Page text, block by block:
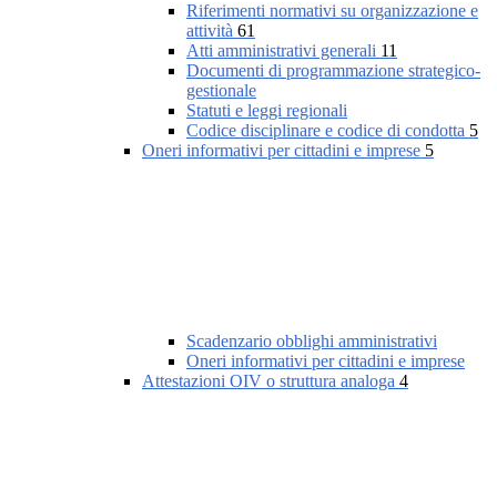
Riferimenti normativi su organizzazione e
attività 61
Atti amministrativi generali 11
Documenti di programmazione strategico-
gestionale
Statuti e leggi regionali
Codice disciplinare e codice di condotta 5
Oneri informativi per cittadini e imprese 5
Scadenzario obblighi amministrativi
Oneri informativi per cittadini e imprese
Attestazioni OIV o struttura analoga 4